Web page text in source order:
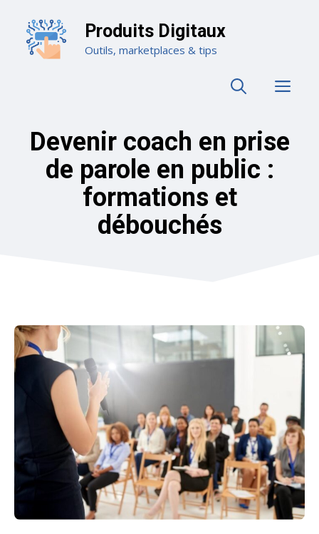
contenu
Produits Digitaux
Outils, marketplaces & tips
Devenir coach en prise
de parole en public :
formations et
débouchés